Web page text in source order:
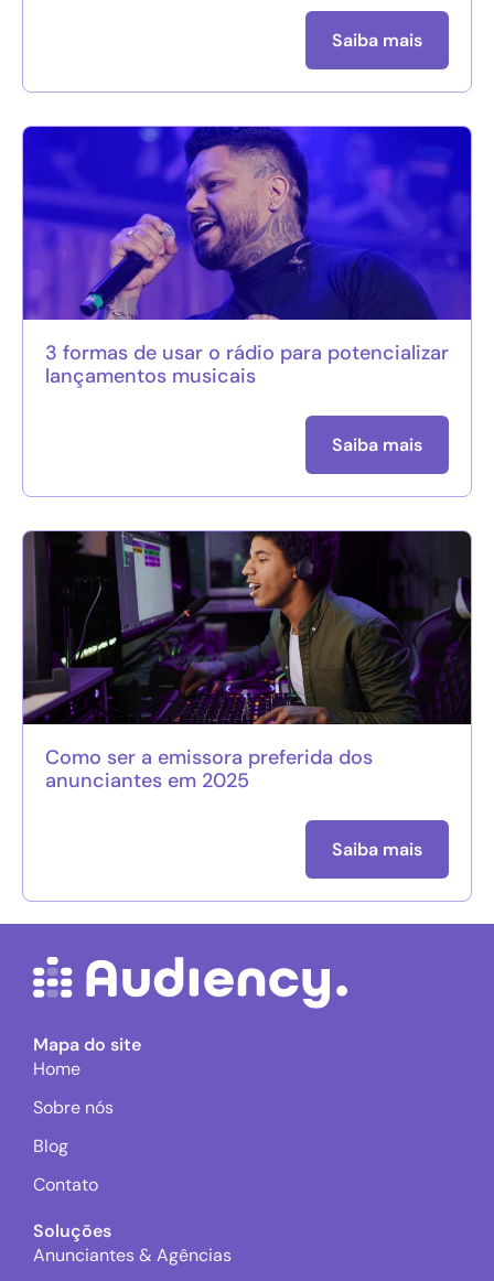
Saiba mais
3 formas de usar o rádio para potencializar
lançamentos musicais
Saiba mais
Como ser a emissora preferida dos
anunciantes em 2025
Saiba mais
Mapa do site
Home
Sobre nós
Blog
Contato
Soluções
Anunciantes & Agências